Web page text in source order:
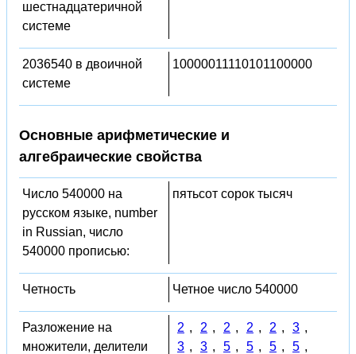
шестнадцатеричной
системе
2036540 в двоичной
системе
10000011110101100000
Основные арифметические и
алгебраические свойства
Число 540000 на
русском языке, number
in Russian, число
540000 прописью:
пятьсот сорок тысяч
Четность Четное число 540000
Разложение на
множители, делители
2 , 2 , 2 , 2 , 2 , 3 ,
3 , 3 , 5 , 5 , 5 , 5 ,